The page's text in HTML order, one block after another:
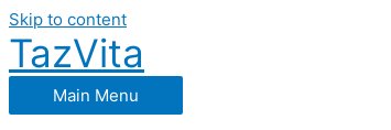
Skip to content
TazVita
Main Menu